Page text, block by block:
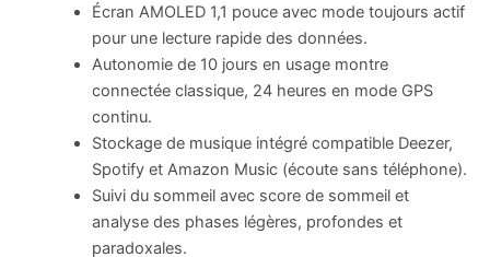
Écran AMOLED 1,1 pouce avec mode toujours actif
pour une lecture rapide des données.
Autonomie de 10 jours en usage montre
connectée classique, 24 heures en mode GPS
continu.
Stockage de musique intégré compatible Deezer,
Spotify et Amazon Music (écoute sans téléphone).
Suivi du sommeil avec score de sommeil et
analyse des phases légères, profondes et
paradoxales.